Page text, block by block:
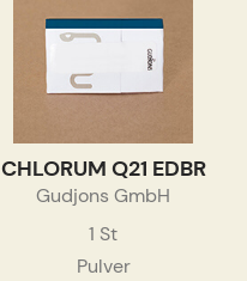
CHLORUM Q21 EDBR
Gudjons GmbH
1 St
Pulver